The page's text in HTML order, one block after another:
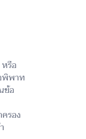
รือ
พิพาท
ข้อ
รอง